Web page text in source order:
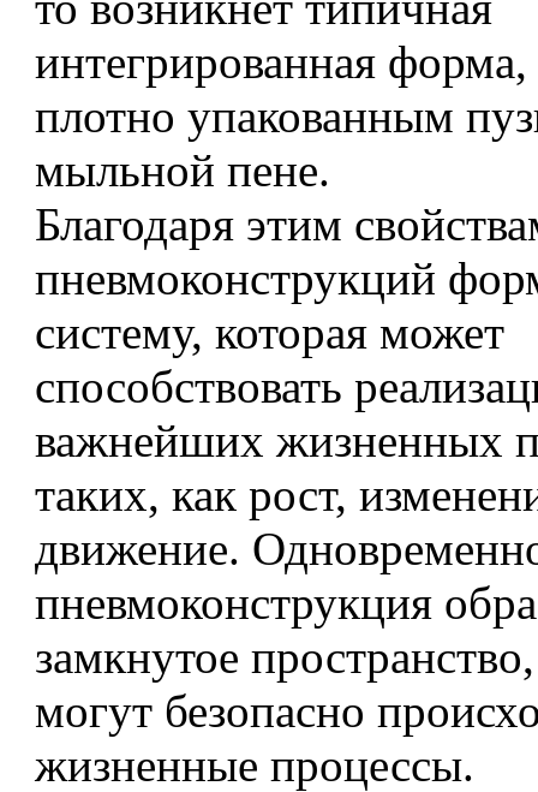
интегрированная
плотно упакованным
мыльной пене.
Благодаря этим
пневмоконструкций
систему, которая может
способствовать
важнейших жизненных
таких, как рост,
движение.
пневмоконструкция
замкнутое
могут безопасно
жизненные процессы.